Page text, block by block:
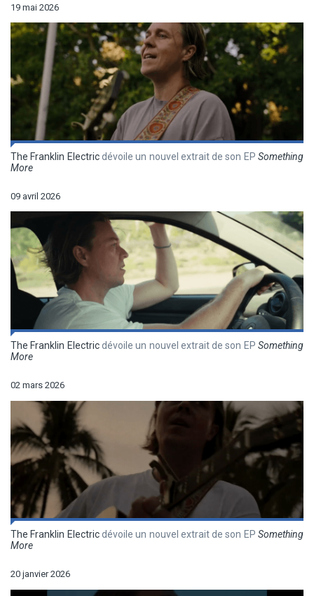
19 mai 2026
The Franklin Electricdévoile un nouvel extrait de son EPSomething
More
09 avril 2026
The Franklin Electricdévoile un nouvel extrait de son EPSomething
More
02 mars 2026
The Franklin Electricdévoile un nouvel extrait de son EPSomething
More
20 janvier 2026